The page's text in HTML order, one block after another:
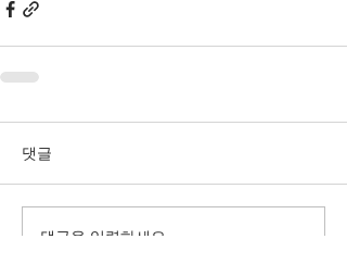
댓글
댓글을 입력하세요.